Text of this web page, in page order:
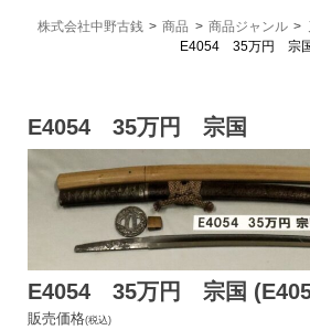
株式会社中野古銭 > 商品 > 商品ジャンル >
E4054 35万円 宗
E4054 35万円 宗国
E4054 35万円 宗国
販売価格(税込)